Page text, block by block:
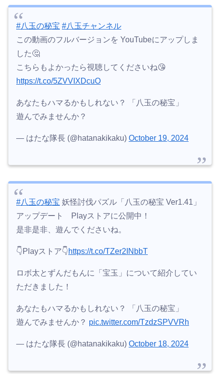
#八玉の秘宝 #八玉チャンネル
この動画のフルバージョンを YouTubeにアップしま
した🤔
こちらもよかったら視聴してくださいね😘
https://t.co/5ZVVIXDcuO
あなたもハマるかもしれない？ 「八玉の秘宝」
遊んでみませんか？
— はたな隊長 (@hatanakikaku) October 19, 2024
#八玉の秘宝 妖怪討伐パズル「八玉の秘宝 Ver1.41」
アップデート Playストアに公開中！
是非是非、遊んでくださいね。
👇Playストア👇https://t.co/TZer2INbbT
ロボ太とずんだもんに「宝玉」について紹介してい
ただきました！
あなたもハマるかもしれない？ 「八玉の秘宝」
遊んでみませんか？ pic.twitter.com/TzdzSPVVRh
— はたな隊長 (@hatanakikaku) October 18, 2024